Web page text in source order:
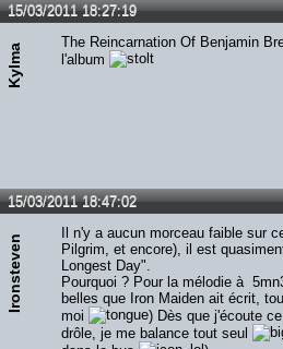
15/03/2011 18:27:19
Kylma
The Reincarnation Of Benjamin
l'album
15/03/2011 18:47:02
Ironsteven
Il n'y a aucun morceau faible sur
Pilgrim, et encore), il est
Longest Day".
Pourquoi ? Pour la mélodie à
belles que Iron Maiden ait écrit,
moi
) Dès que j'écoute
drôle, je me balance tout seul